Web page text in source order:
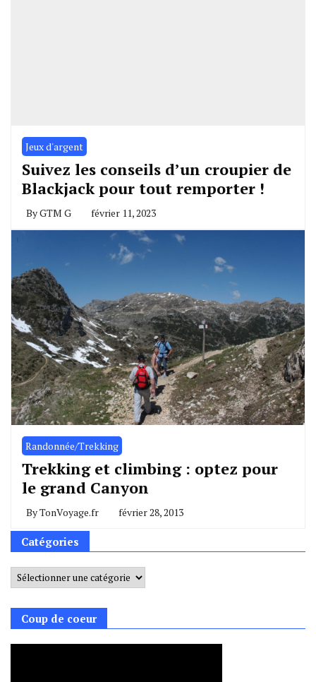
Jeux d'argent
Suivez les conseils d’un croupier de
Blackjack pour tout remporter !
ByGTM G février 11, 2023
Randonnée/Trekking
Trekking et climbing : optez pour
le grand Canyon
ByTonVoyage.fr février 28, 2013
Catégories
Catégories
Coup de coeur